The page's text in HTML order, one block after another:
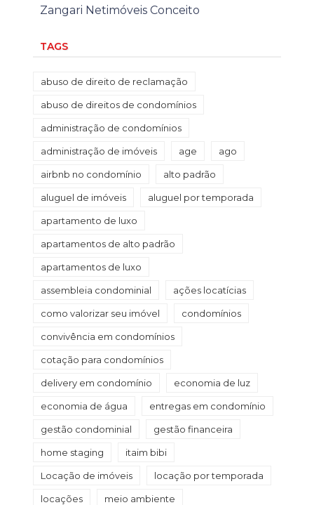
Zangari Netimóveis Conceito
TAGS
abuso de direito de reclamação
abuso de direitos de condomínios
administração de condomínios
administração de imóveis age ago
airbnb no condomínio alto padrão
aluguel de imóveis aluguel por temporada
apartamento de luxo
apartamentos de alto padrão
apartamentos de luxo
assembleia condominial ações locatícias
como valorizar seu imóvel condomínios
convivência em condomínios
cotação para condomínios
delivery em condomínio economia de luz
economia de água entregas em condomínio
gestão condominial gestão financeira
home staging itaim bibi
Locação de imóveis locação por temporada
locações meio ambiente